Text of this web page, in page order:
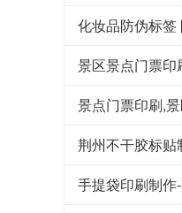
景点门票印刷,